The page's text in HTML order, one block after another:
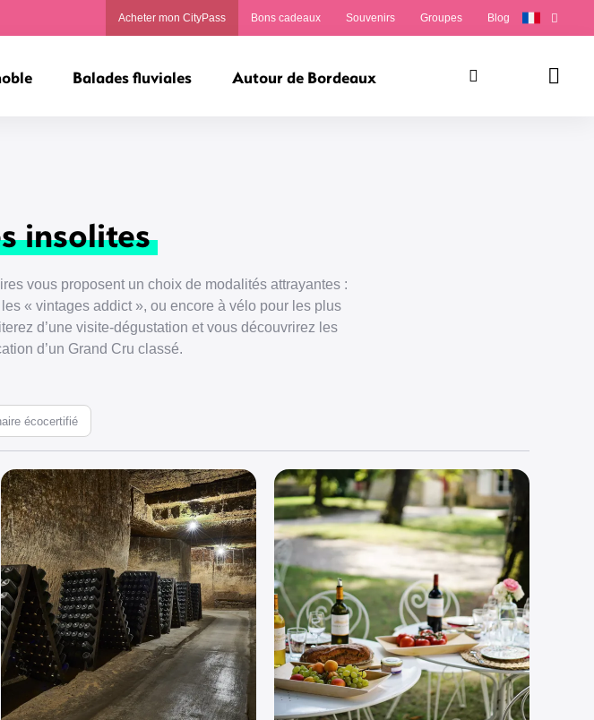
Acheter mon CityPass Bons cadeaux Souvenirs Groupes Blog
RechercherPanier
Balades fluviales Autour de Bordeaux
insolites
vous proposent un choix de modalités attrayantes :
« vintages addict », ou encore à vélo pour les plus
d’une visite-dégustation et vous découvrirez les
d’un Grand Cru classé.
écocertifié